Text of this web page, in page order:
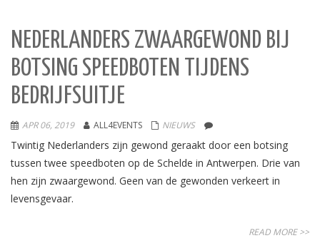
NEDERLANDERS ZWAARGEWOND BIJ
BOTSING SPEEDBOTEN TIJDENS
BEDRIJFSUITJE
APR 06, 2019 ALL4EVENTS NIEUWS
Twintig Nederlanders zijn gewond geraakt door een botsing
tussen twee speedboten op de Schelde in Antwerpen. Drie van
hen zijn zwaargewond. Geen van de gewonden verkeert in
levensgevaar.
READ MORE >>